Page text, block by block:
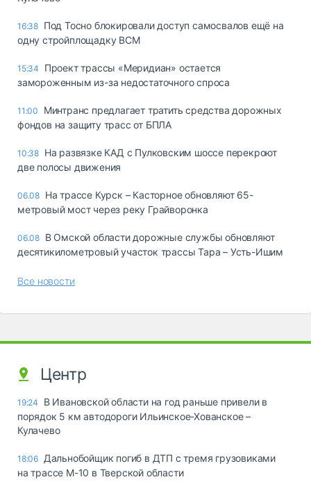
16:38 Под Тосно блокировали доступ самосвалов ещё на
одну стройплощадку ВСМ
15:34
Проект трассы «Меридиан» остается
замороженным из-за недостаточного спроса
11:00
Минтранс предлагает тратить средства дорожных
фондов на защиту трасс от БПЛА
10:38 На развязке КАД с Пулковским шоссе перекроют
две полосы движения
06.08 На трассе Курск – Касторное обновляют 65-
метровый мост через реку Грайворонка
06.08 В Омской области дорожные службы обновляют
десятикилометровый участок трассы Тара – Усть-Ишим
Все новости
Центр
19:24
В Ивановской области на год раньше привели в
порядок 5 км автодороги Ильинское-Хованское –
Кулачево
18:06 Дальнобойщик погиб в ДТП с тремя грузовиками
на трассе М-10 в Тверской области